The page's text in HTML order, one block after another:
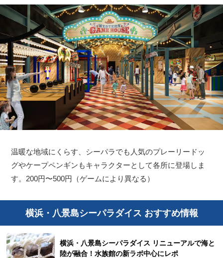
温暖な地域にくらす、シーパラでも人気のプレーリードッ
グやケープペンギンもキャラクターとして各所に登場しま
す。200円〜500円（ゲームにより異なる）
横浜・八景島シーパラダイス おすすめ情報
横浜・八景島シーパラダイス リニューアルで海と
陸が融合！水族館の新ラボ中心にレポ